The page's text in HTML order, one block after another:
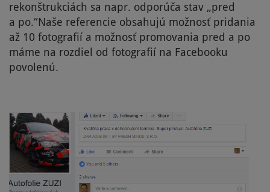
rekonštrukciách sa napr. odporúča stav „pred
a po.“Naše referencie obsahujú možnosť pridania
až 10 fotografií a možnosť promovania pred a po
máme na rozdiel od fotografií na Facebooku
povolenú.